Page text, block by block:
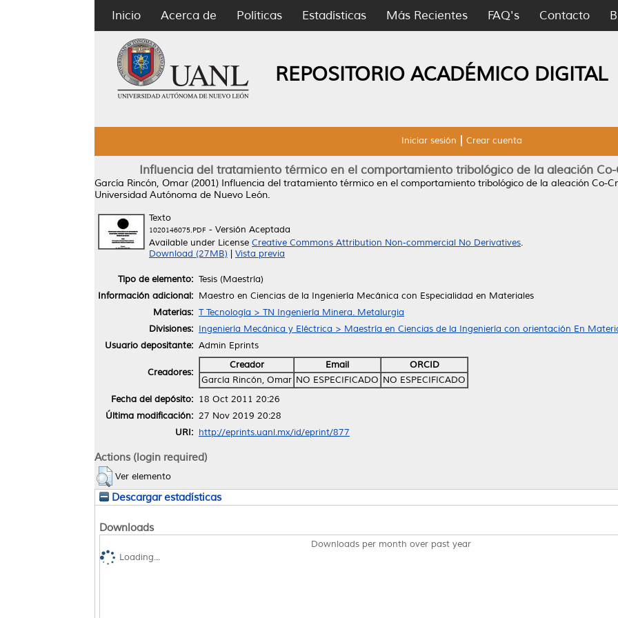
Inicio Acerca de Políticas Estadísticas Más Recientes FAQ's Contacto
REPOSITORIO ACADÉMICO DIGITAL
Iniciar sesión Crear cuenta
Influencia del tratamiento térmico en el comportamiento tribológico de la aleación
García Rincón, Omar (2001) Influencia del tratamiento térmico en el comportamiento tribológico de la aleación Co-
Universidad Autónoma de Nuevo León.
Texto
1020146075.PDF - Versión Aceptada
Available under License Creative Commons Attribution Non-commercial No Derivatives.
Download (27MB)
Vista previa
Tipo de elemento: Tesis (Maestría)
Información adicional: Maestro en Ciencias de la Ingeniería Mecánica con Especialidad en Materiales
Materias: T Tecnología > TN Ingeniería Minera. Metalurgia
Divisiones: Ingeniería Mecánica y Eléctrica > Maestría en Ciencias de la Ingeniería con orientación En
Usuario depositante: Admin Eprints
Creadores:
Creador Email
ORCID
García Rincón, Omar NO ESPECIFICADO NO ESPECIFICADO
Fecha del depósito: 18 Oct 2011 20:26
Última modificación: 27 Nov 2019 20:28
URI: http://eprints.uanl.mx/id/eprint/877
Actions (login required)
Ver elemento
Descargar estadísticas
Downloads
Downloads per month over past year
Loading...